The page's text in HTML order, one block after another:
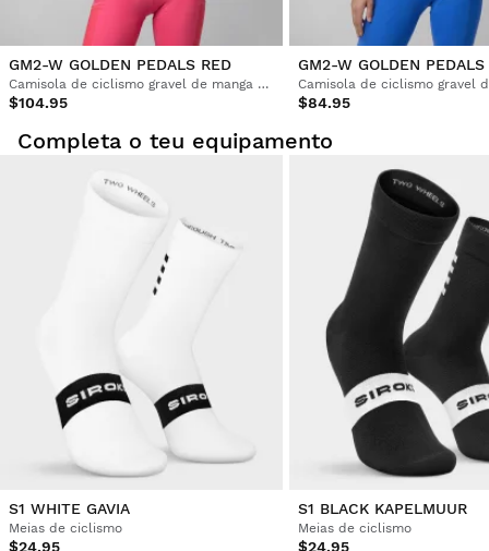
GM2-W GOLDEN PEDALS RED
Camisola de ciclismo gravel de manga curta para mulher
$104.95
GM2-W GOLDEN PEDALS
$84.95
Completa o teu equipamento
S1 WHITE GAVIA
Meias de ciclismo
$24.95
S1 BLACK KAPELMUUR
Meias de ciclismo
$24.95